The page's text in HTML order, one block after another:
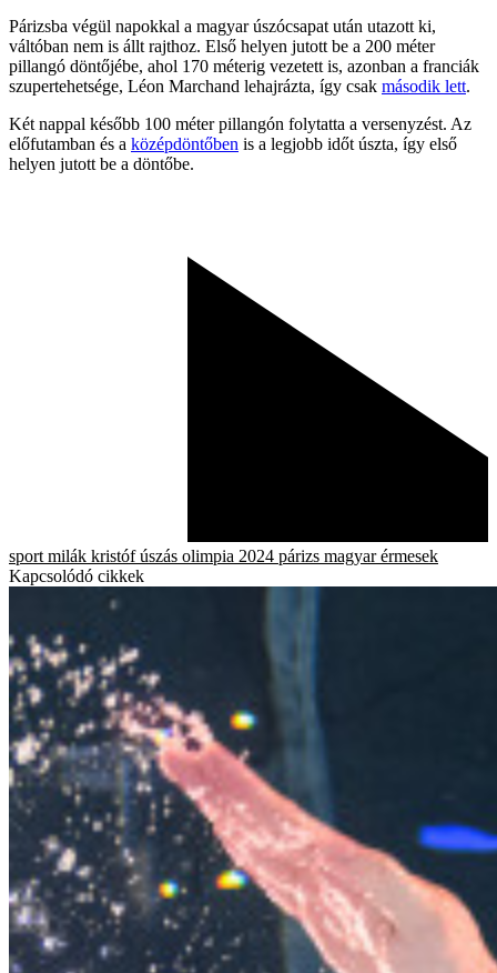
Párizsba végül napokkal a magyar úszócsapat után utazott ki,
váltóban nem is állt rajthoz. Első helyen jutott be a 200 méter
pillangó döntőjébe, ahol 170 méterig vezetett is, azonban a franciák
szupertehetsége, Léon Marchand lehajrázta, így csak második lett.
Két nappal később 100 méter pillangón folytatta a versenyzést. Az
előfutamban és a középdöntőben is a legjobb időt úszta, így első
helyen jutott be a döntőbe.
sport milák kristóf úszás olimpia 2024 párizs magyar érmesek
Kapcsolódó cikkek